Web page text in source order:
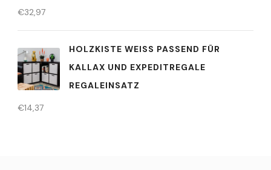
€32,97
HOLZKISTE WEISS PASSEND FÜR K
ALLAX UND EXPEDITREGALE R
EGALEINSATZ
€14,37